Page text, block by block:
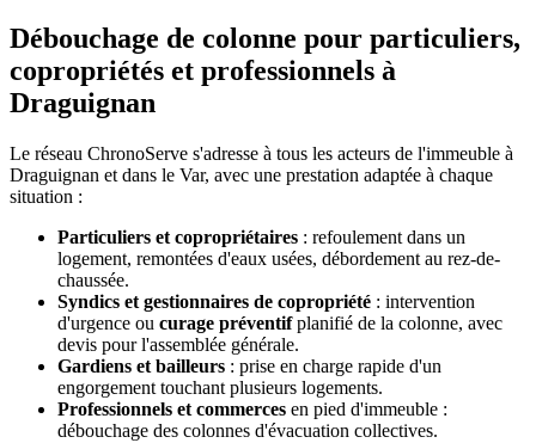
Débouchage de colonne pour particuliers,
copropriétés et professionnels à
Draguignan
Le réseau ChronoServe s'adresse à tous les acteurs de l'immeuble à
Draguignan et dans le Var, avec une prestation adaptée à chaque
situation :
Particuliers et copropriétaires : refoulement dans un
logement, remontées d'eaux usées, débordement au rez-de-
chaussée.
Syndics et gestionnaires de copropriété : intervention
d'urgence ou curage préventifplanifié de la colonne, avec
devis pour l'assemblée générale.
Gardiens et bailleurs : prise en charge rapide d'un
engorgement touchant plusieurs logements.
Professionnels et commerces en pied d'immeuble :
débouchage des colonnes d'évacuation collectives.